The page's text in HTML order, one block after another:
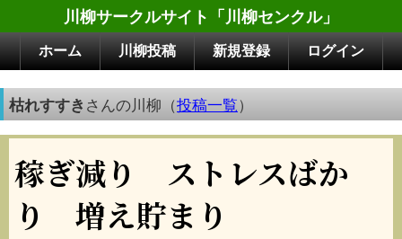
川柳サークルサイト「川柳センクル」
ホーム 川柳投稿 新規登録 ログイン
枯れすすき さんの川柳（投稿一覧）
稼ぎ減り ストレスばか
り 増え貯まり